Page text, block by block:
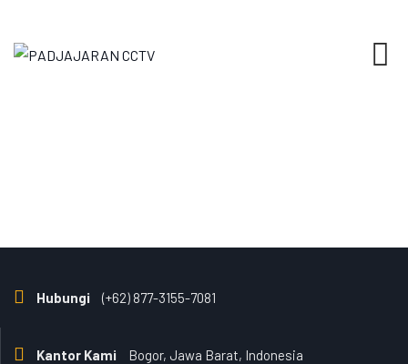
content
Hubungi (+62) 877-3155-7081
Kantor Kami Bogor, Jawa Barat, Indonesia